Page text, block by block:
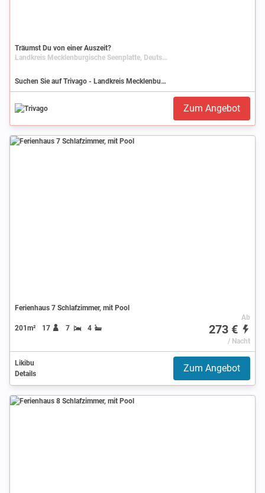
Träumst Du von einer Auszeit?
Landkreis Mecklenburgische Seenplatte, Deutschland, Mecklenburg-Vorpommern
Suchen Sie auf Trivago - Landkreis Mecklenburgische Seenplatte
Zum Angebot
Ferienhaus 7 Schlafzimmer, mit Pool
201m² 17 7 4
Ab
273 €
/ Nacht
Likibu
Details
Zum Angebot